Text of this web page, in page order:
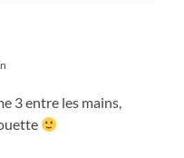
3 entre les mains,